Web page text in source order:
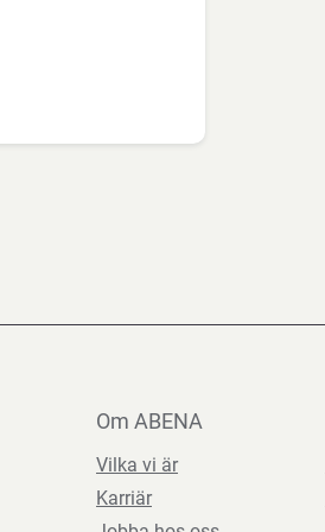
Om ABENA
Vilka vi är
Karriär